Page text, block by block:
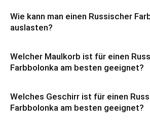
Wie kann man einen Russischer
auslasten?
Welcher Maulkorb ist für einen
Farbbolonka am besten geeignet?
Welches Geschirr ist für einen
Farbbolonka am besten geeignet?